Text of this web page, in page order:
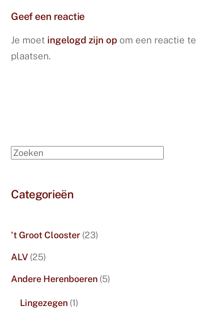
Geef een reactie
Je moet ingelogd zijn op om een reactie te
plaatsen.
Zoeken
Categorieën
't Groot Clooster (23)
ALV (25)
Andere Herenboeren (5)
Lingezegen (1)